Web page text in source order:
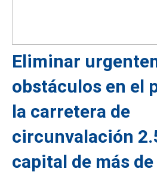
Eliminar
obstáculos en el
la carretera de
circunvalación
capital de más